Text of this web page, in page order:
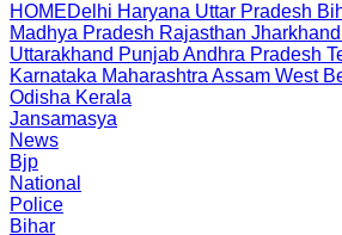
HOMEDelhi Haryana Uttar Pradesh
Madhya Pradesh Rajasthan Jharkhand
Uttarakhand PunjabAndhra Pradesh
Karnataka Maharashtra Assam West
Odisha Kerala
Jansamasya
News
Bjp
National
Police
Bihar